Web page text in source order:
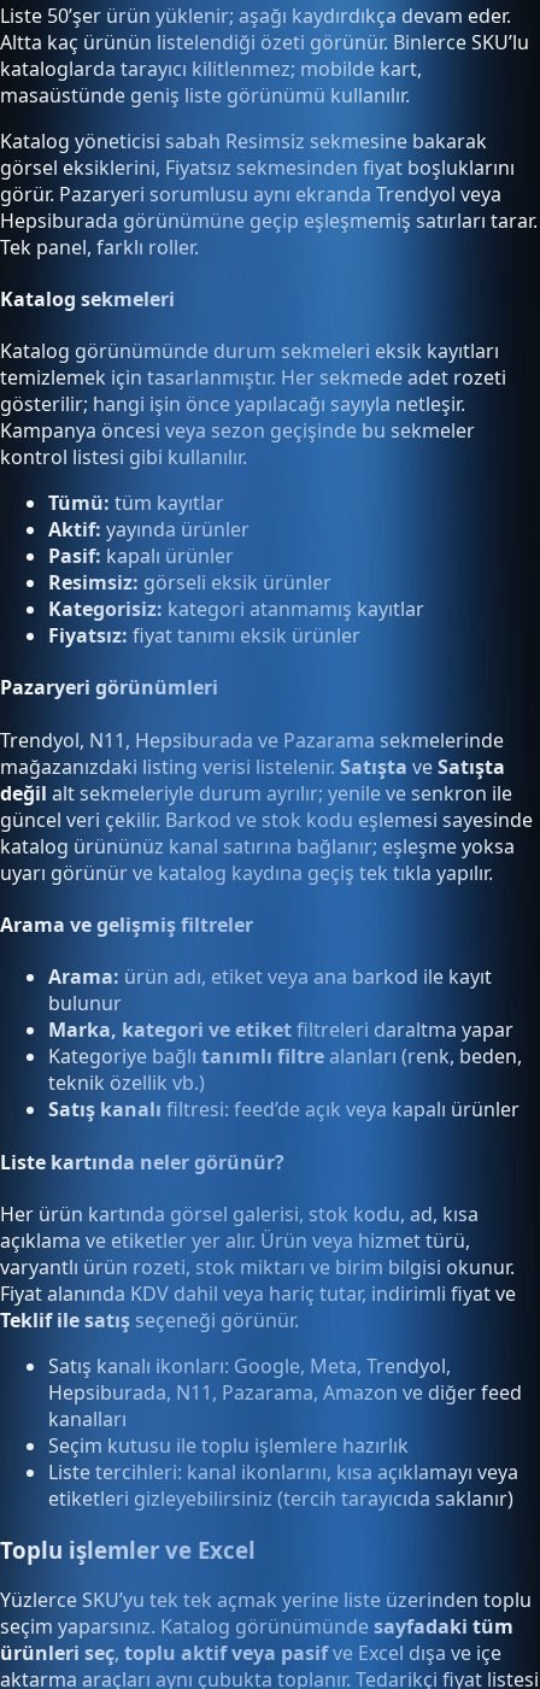
Liste 50’şer ürün yüklenir; aşağı kaydırdıkça devam eder.
Altta kaç ürünün listelendiği özeti görünür. Binlerce SKU’lu
kataloglarda tarayıcı kilitlenmez; mobilde kart,
masaüstünde geniş liste görünümü kullanılır.
Katalog yöneticisi sabah Resimsiz sekmesine bakarak
görsel eksiklerini, Fiyatsız sekmesinden fiyat boşluklarını
görür. Pazaryeri sorumlusu aynı ekranda Trendyol veya
Hepsiburada görünümüne geçip eşleşmemiş satırları tarar.
Tek panel, farklı roller.
Katalog sekmeleri
Katalog görünümünde durum sekmeleri eksik kayıtları
temizlemek için tasarlanmıştır. Her sekmede adet rozeti
gösterilir; hangi işin önce yapılacağı sayıyla netleşir.
Kampanya öncesi veya sezon geçişinde bu sekmeler
kontrol listesi gibi kullanılır.
Tümü: tüm kayıtlar
Aktif: yayında ürünler
Pasif: kapalı ürünler
Resimsiz: görseli eksik ürünler
Kategorisiz: kategori atanmamış kayıtlar
Fiyatsız: fiyat tanımı eksik ürünler
Pazaryeri görünümleri
Trendyol, N11, Hepsiburada ve Pazarama sekmelerinde
mağazanızdaki listing verisi listelenir. Satışta veSatışta
değil alt sekmeleriyle durum ayrılır; yenile ve senkron ile
güncel veri çekilir. Barkod ve stok kodu eşlemesi sayesinde
katalog ürününüz kanal satırına bağlanır; eşleşme yoksa
uyarı görünür ve katalog kaydına geçiş tek tıkla yapılır.
Arama ve gelişmiş filtreler
Arama: ürün adı, etiket veya ana barkod ile kayıt
bulunur
Marka, kategori ve etiketfiltreleri daraltma yapar
Kategoriye bağlı tanımlı filtrealanları (renk, beden,
teknik özellik vb.)
Satış kanalı filtresi: feed’de açık veya kapalı ürünler
Liste kartında neler görünür?
Her ürün kartında görsel galerisi, stok kodu, ad, kısa
açıklama ve etiketler yer alır. Ürün veya hizmet türü,
varyantlı ürün rozeti, stok miktarı ve birim bilgisi okunur.
Fiyat alanında KDV dahil veya hariç tutar, indirimli fiyat ve
Teklif ile satış seçeneği görünür.
Satış kanalı ikonları: Google, Meta, Trendyol,
Hepsiburada, N11, Pazarama, Amazon ve diğer feed
kanalları
Seçim kutusu ile toplu işlemlere hazırlık
Liste tercihleri: kanal ikonlarını, kısa açıklamayı veya
etiketleri gizleyebilirsiniz (tercih tarayıcıda saklanır)
Toplu işlemler ve Excel
Yüzlerce SKU’yu tek tek açmak yerine liste üzerinden toplu
seçim yaparsınız. Katalog görünümündesayfadaki tüm
ürünleri seç, toplu aktif veya pasifve Excel dışa ve içe
aktarma araçları aynı çubukta toplanır. Tedarikçi fiyat listesi